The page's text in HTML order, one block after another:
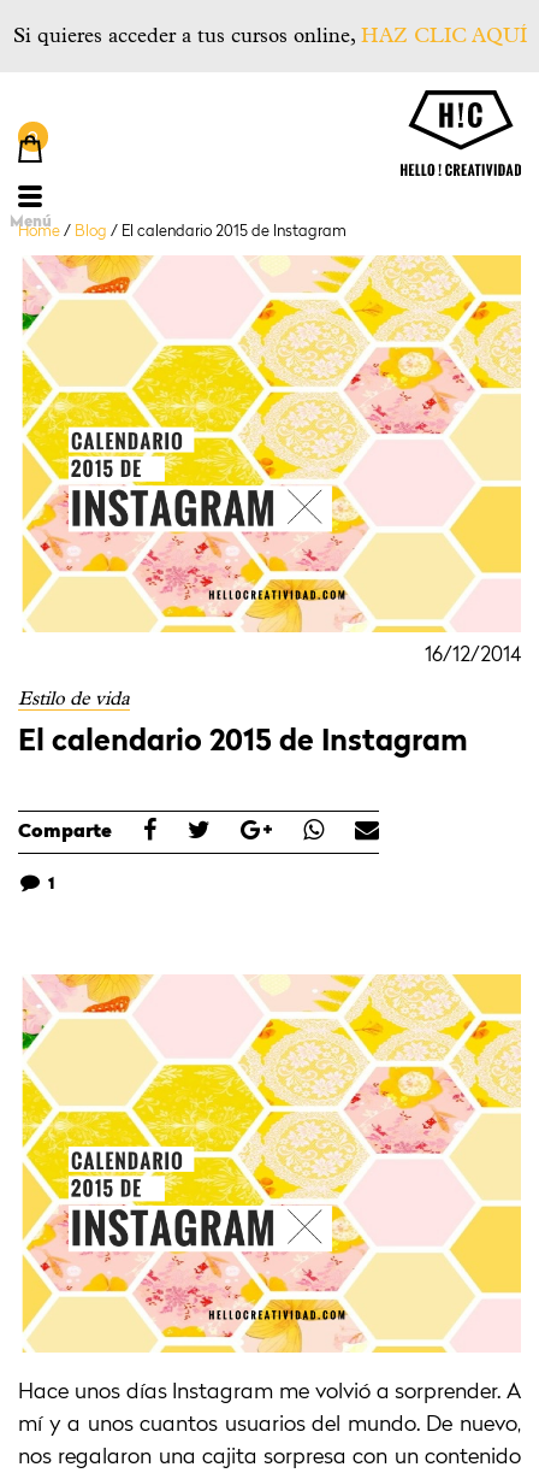
Si quieres acceder a tus cursos online, HAZ CLIC AQUÍ
Menú
Home / Blog / El calendario 2015 de Instagram
16/12/2014
Estilo de vida
El calendario 2015 de Instagram
Comparte
1
Hace unos días Instagram me volvió a sorprender. A
mí y a unos cuantos usuarios del mundo. De nuevo,
nos regalaron una cajita sorpresa con un contenido